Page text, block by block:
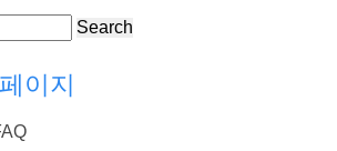
Search
이지